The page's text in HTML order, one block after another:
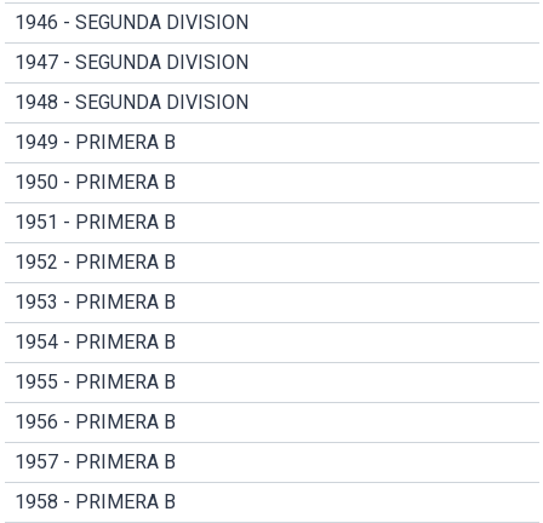
1946 - SEGUNDA DIVISION
1947 - SEGUNDA DIVISION
1948 - SEGUNDA DIVISION
1949 - PRIMERA B
1950 - PRIMERA B
1951 - PRIMERA B
1952 - PRIMERA B
1953 - PRIMERA B
1954 - PRIMERA B
1955 - PRIMERA B
1956 - PRIMERA B
1957 - PRIMERA B
1958 - PRIMERA B